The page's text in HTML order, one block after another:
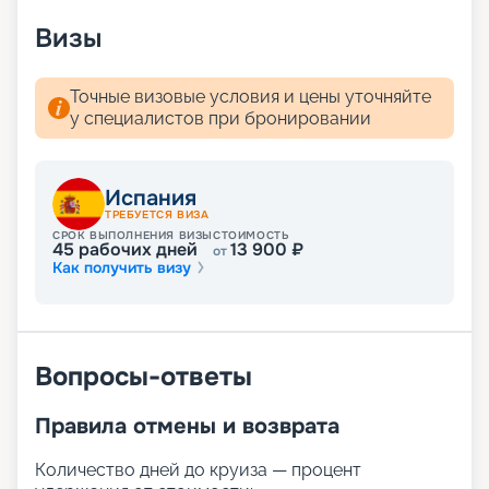
путевки, описание кают и прочая информация.
волшебные пейзажи Средиземного моря! А для
того чтобы получить лучшие места,
воспользуйтесь услугой раннего бронирования.
Визы
Точные визовые условия и цены уточняйте
у специалистов при бронировании
Испания
ТРЕБУЕТСЯ ВИЗА
СРОК ВЫПОЛНЕНИЯ ВИЗЫ
45 рабочих дней
СТОИМОСТЬ
от13 900 ₽
Как получить визу
Вопросы-ответы
Правила отмены и возврата
Количество дней до круиза — процент